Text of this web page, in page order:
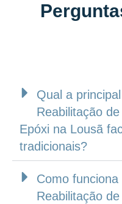
Qual a
Reabilitação
Epóxi na Lousã
tradicionais?
Como
Reabilitação